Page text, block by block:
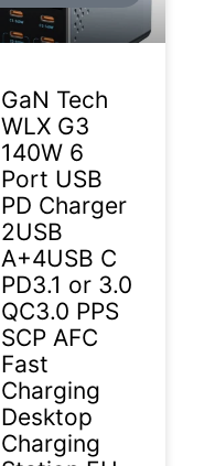
GaN Tech
WLX G3
140W 6
Port USB
PD Charger
2USB
A+4USB C
PD3.1 or 3.0
QC3.0 PPS
SCP AFC
Fast
Charging
Desktop
Charging